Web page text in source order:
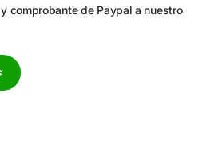
comprobante de Paypal a nuestro